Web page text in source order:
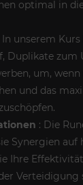
optimal in
In unserem
Duplikate zum
um,
und das
: Die
Synergien auf
Ihre
Verteidigung